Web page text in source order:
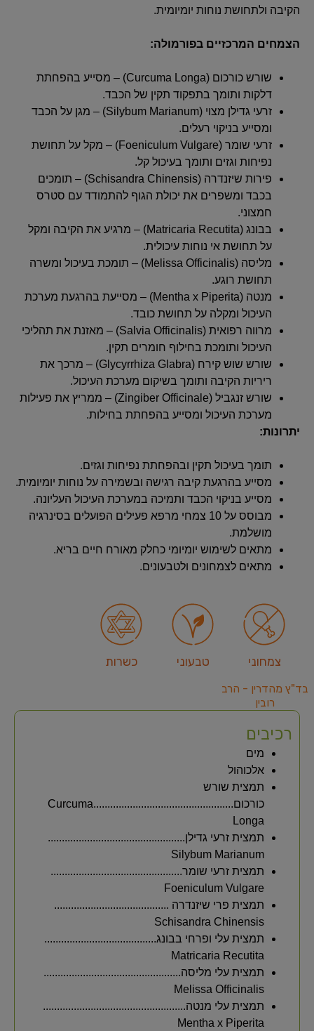
הקיבה ולתחושת נוחות יומיומית.
הצמחים המרכזיים בפורמולה:
שורש כורכום (Curcuma Longa) – מסייע בהפחתת
דלקות ותומך בתפקוד תקין של הכבד.
זרעי גדילן מצוי (Silybum Marianum) – מגן על הכבד
ומסייע בניקוי רעלים.
זרעי שומר (Foeniculum Vulgare) – מקל על תחושת
נפיחות וגזים ותומך בעיכול קל.
פירות שיזנדרה (Schisandra Chinensis) – תומכים
בכבד ומשפרים את יכולת הגוף להתמודד עם סטרס
חמצוני.
בבונג (Matricaria Recutita) – מרגיע את הקיבה ומקל
על תחושת אי נוחות עיכולית.
מליסה (Melissa Officinalis) – תומכת בעיכול ומשרה
תחושת רוגע.
מנטה (Mentha x Piperita) – מסייעת בהרגעת מערכת
העיכול ומקלה על תחושת כובד.
מרווה רפואית (Salvia Officinalis) – מאזנת את תהליכי
העיכול ותומכת בחילוף חומרים תקין.
שורש שוש קירח (Glycyrrhiza Glabra) – מרכך את
ריריות הקיבה ותומך בשיקום מערכת העיכול.
שורש זנגביל (Zingiber Officinale) – ממריץ את פעילות
מערכת העיכול ומסייע בהפחתת בחילות.
יתרונות:
תומך בעיכול תקין ובהפחתת נפיחות וגזים.
מסייע בהרגעת קיבה רגישה ובשמירה על נוחות יומיומית.
מסייע בניקוי הכבד ותמיכה במערכת העיכול העליונה.
מבוסס על 10 צמחי מרפא פעילים הפועלים בסינרגיה
מושלמת.
מתאים לשימוש יומיומי כחלק מאורח חיים בריא.
מתאים לצמחונים ולטבעונים.
צמחוני טבעוני כשרות
בד"ץ מהדרין - הרב
רובין
רכיבים
מים
אלכוהול
תמצית שורש
כורכום..................................................Curcuma
Longa
תמצית זרעי גדילן.................................................
Silybum Marianum
תמצית זרעי שומר...............................................
Foeniculum Vulgare
תמצית פרי שיזנדרה .........................................
Schisandra Chinensis
תמצית עלי ופרחי בבונג........................................
Matricaria Recutita
תמצית עלי מליסה.................................................
Melissa Officinalis
תמצית עלי מנטה...................................................
Mentha x Piperita